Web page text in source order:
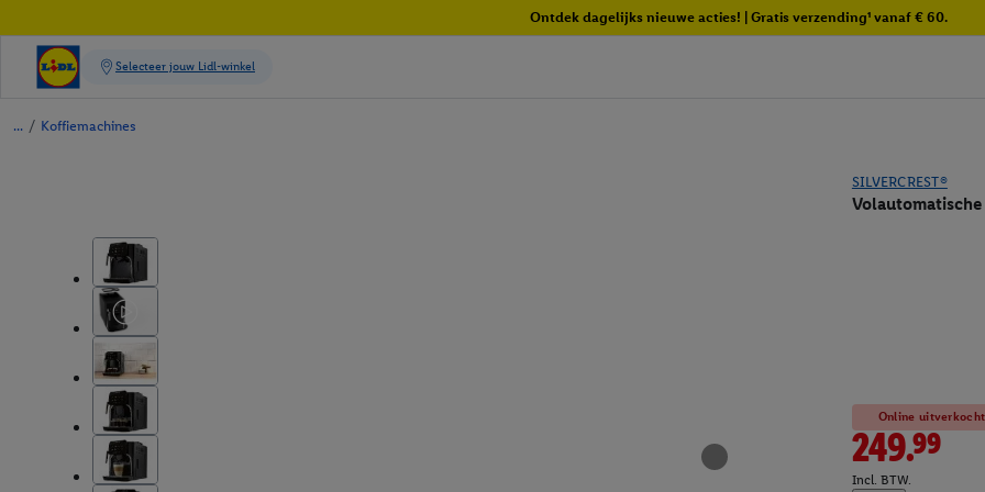
Ontdek dagelijks nieuwe acties! | Gratis verzending¹ vanaf € 60.
/ Koffiemachines
SILVERCREST®
Online
249.99
Incl. BTW.